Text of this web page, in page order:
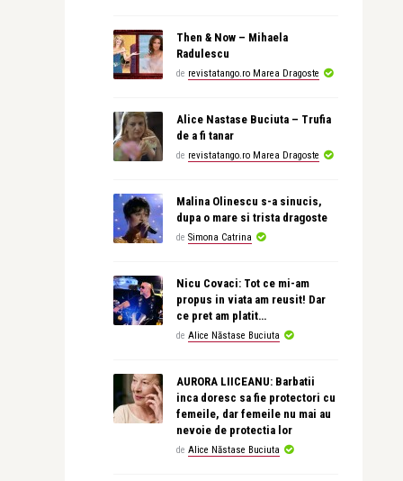
Then & Now – Mihaela
Radulescu
de revistatango.ro Marea Dragoste
Alice Nastase Buciuta – Trufia
de a fi tanar
de revistatango.ro Marea Dragoste
Malina Olinescu s-a sinucis,
dupa o mare si trista dragoste
de Simona Catrina
Nicu Covaci: Tot ce mi-am
propus in viata am reusit! Dar
ce pret am platit…
de Alice Năstase Buciuta
AURORA LIICEANU: Barbatii
inca doresc sa fie protectori cu
femeile, dar femeile nu mai au
nevoie de protectia lor
de Alice Năstase Buciuta